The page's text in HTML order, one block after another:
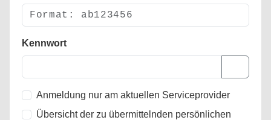
Kennwort
Anmeldung nur am aktuellen Serviceprovider
Übersicht der zu übermittelnden persönlichen